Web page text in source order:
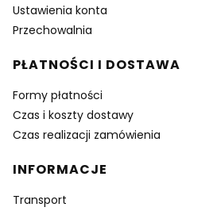
Ustawienia konta
Przechowalnia
PŁATNOŚCI I DOSTAWA
Formy płatności
Czas i koszty dostawy
Czas realizacji zamówienia
INFORMACJE
Transport